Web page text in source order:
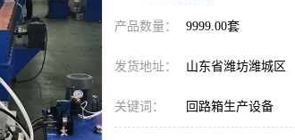
产品数量： 9999.00套
发货地址： 山东省潍坊潍城区
关键词： 回路箱生产设备